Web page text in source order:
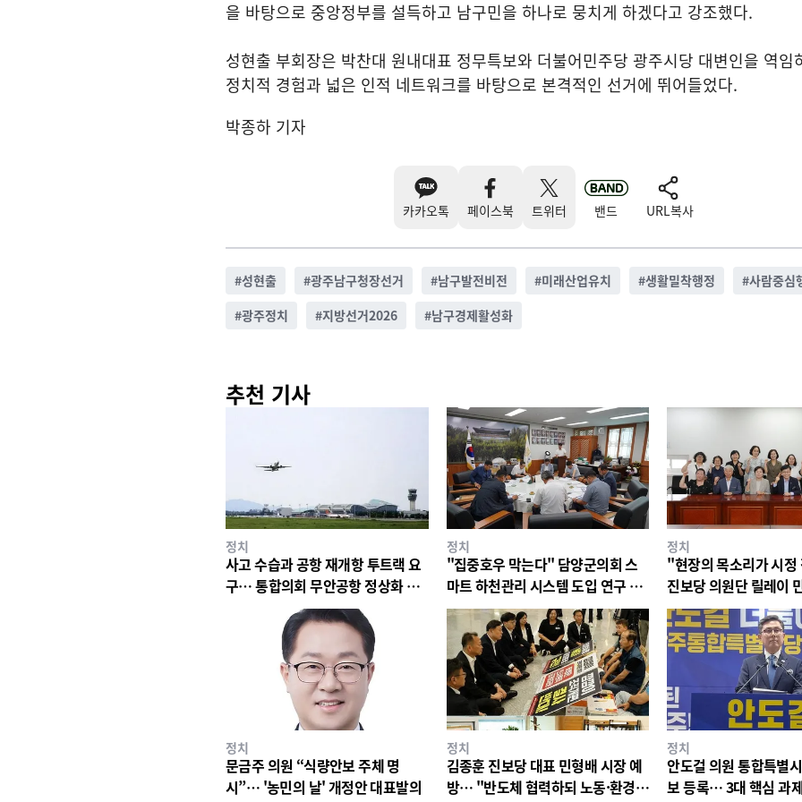
을 바탕으로 중앙정부를 설득하고 남구민을 하나로 뭉치게 하겠다고 강조했다.
성현출 부회장은 박찬대 원내대표 정무특보와 더불어민주당 광주시당 대변인을 역임
정치적 경험과 넓은 인적 네트워크를 바탕으로 본격적인 선거에 뛰어들었다.
박종하 기자
카카오톡 페이스북 트위터 밴드 URL복사
#성현출 #광주남구청장선거 #남구발전비전 #미래산업유치 #생활밀착행정 #사람중심
#광주정치 #지방선거2026 #남구경제활성화
추천 기사
정치
사고 수습과 공항 재개항 투트랙 요
구… 통합의회 무안공항 정상화 압
정치
"집중호우 막는다" 담양군의회 스
마트 하천관리 시스템 도입 연구 착
수.
정치
"현장의 목소리가 시
진보당 의원단 릴레이
정치
문금주 의원 “식량안보 주체 명
시”… '농민의 날' 개정안 대표발의
정치
김종훈 진보당 대표 민형배 시장 예
방… "반도체 협력하되 노동·환경
정치
안도걸 의원 통합특별
보 등록… 3대 핵심 과